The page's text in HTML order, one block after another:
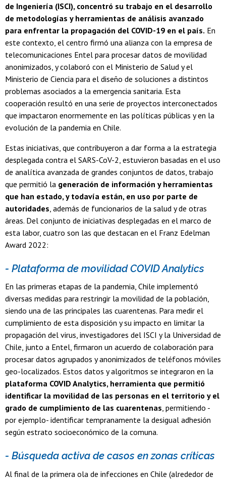
de Ingeniería (ISCI), concentró su trabajo en el desarrollo
de metodologías y herramientas de análisis avanzado
para enfrentar la propagación del COVID-19 en el país. En
este contexto, el centro firmó una alianza con la empresa de
telecomunicaciones Entel para procesar datos de movilidad
anonimizados, y colaboró con el Ministerio de Salud y el
Ministerio de Ciencia para el diseño de soluciones a distintos
problemas asociados a la emergencia sanitaria. Esta
cooperación resultó en una serie de proyectos interconectados
que impactaron enormemente en las políticas públicas y en la
evolución de la pandemia en Chile.
Estas iniciativas, que contribuyeron a dar forma a la estrategia
desplegada contra el SARS-CoV-2, estuvieron basadas en el uso
de analítica avanzada de grandes conjuntos de datos, trabajo
que permitió la generación de información y herramientas
que han estado, y todavía están, en uso por parte de
autoridades, además de funcionarios de la salud y de otras
áreas. Del conjunto de iniciativas desplegadas en el marco de
esta labor, cuatro son las que destacan en el Franz Edelman
Award 2022:
- Plataforma de movilidad COVID Analytics
En las primeras etapas de la pandemia, Chile implementó
diversas medidas para restringir la movilidad de la población,
siendo una de las principales las cuarentenas. Para medir el
cumplimiento de esta disposición y su impacto en limitar la
propagación del virus, investigadores del ISCI y la Universidad de
Chile, junto a Entel, firmaron un acuerdo de colaboración para
procesar datos agrupados y anonimizados de teléfonos móviles
geo-localizados. Estos datos y algoritmos se integraron en la
plataforma COVID Analytics, herramienta que permitió
identificar la movilidad de las personas en el territorio y el
grado de cumplimiento de las cuarentenas, permitiendo -
por ejemplo- identificar tempranamente la desigual adhesión
según estrato socioeconómico de la comuna.
- Búsqueda activa de casos en zonas críticas
Al final de la primera ola de infecciones en Chile (alrededor de